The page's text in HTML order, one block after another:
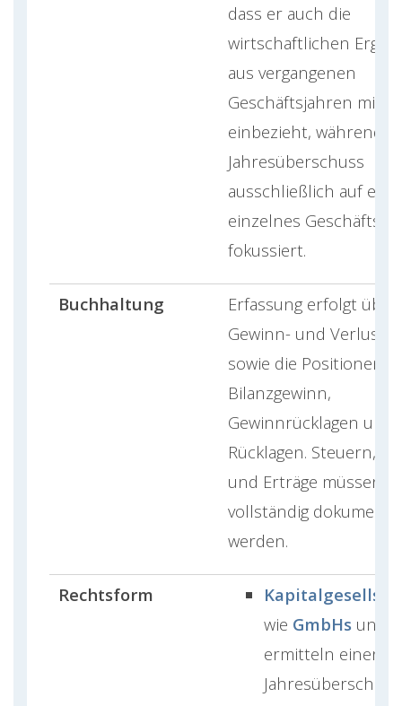
dass er auch die
wirtschaftlichen
aus vergangenen
Geschäftsjahren mit
einbezieht, während
Jahresüberschuss
ausschließlich auf ein
einzelnes
fokussiert.
Buchhaltung
Erfassung erfolgt über
Gewinn- und
sowie die Positionen
Bilanzgewinn,
Gewinnrücklagen und
Rücklagen. Steuern,
und Erträge müssen
vollständig
werden.
Rechtsform
wie GmbHs und
ermitteln einen
Jahresüberschuss.